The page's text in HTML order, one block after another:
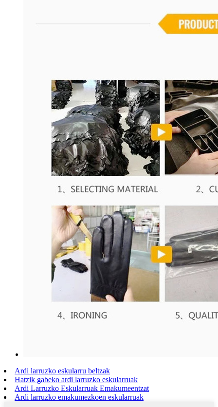
Ardi larruzko eskularru beltzak
Hatzik gabeko ardi larruzko eskularruak
Ardi Larruzko Eskularruak Emakumeentzat
Ardi larruzko emakumezkoen eskularruak